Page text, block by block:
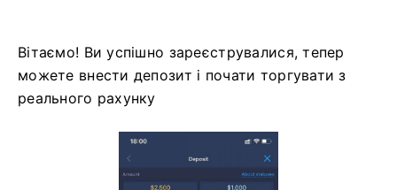
Вітаємо! Ви успішно зареєструвалися, тепер
можете внести депозит і почати торгувати з
реального рахунку